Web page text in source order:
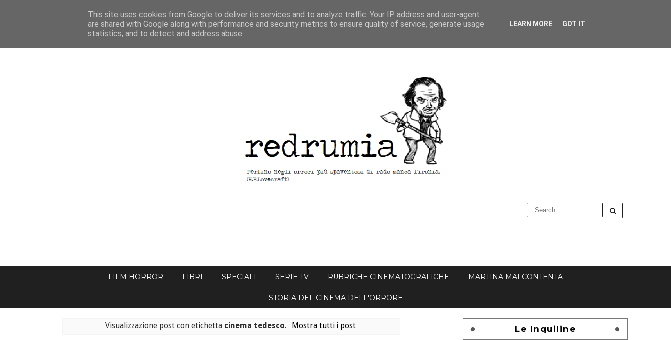
FILM HORROR LIBRI SPECIALI SERIE TV RUBRICHE CINEMATOGRAFICHE MARTINA MALCONTENTA
STORIA DEL CINEMA DELL'ORRORE
Visualizzazione post con etichetta cinema tedesco. Mostra tutti i post Le Inquiline
This site uses cookies from Google to deliver its services and to analyze traffic. Your IP address and user-agent
are shared with Google along with performance and security metrics to ensure quality of service, generate usage
statistics, and to detect and address abuse.
LEARN MORE GOT IT